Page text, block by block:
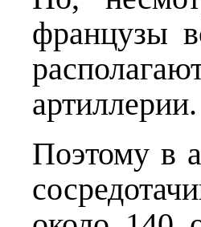
французы
артиллерии.
Поэтому в